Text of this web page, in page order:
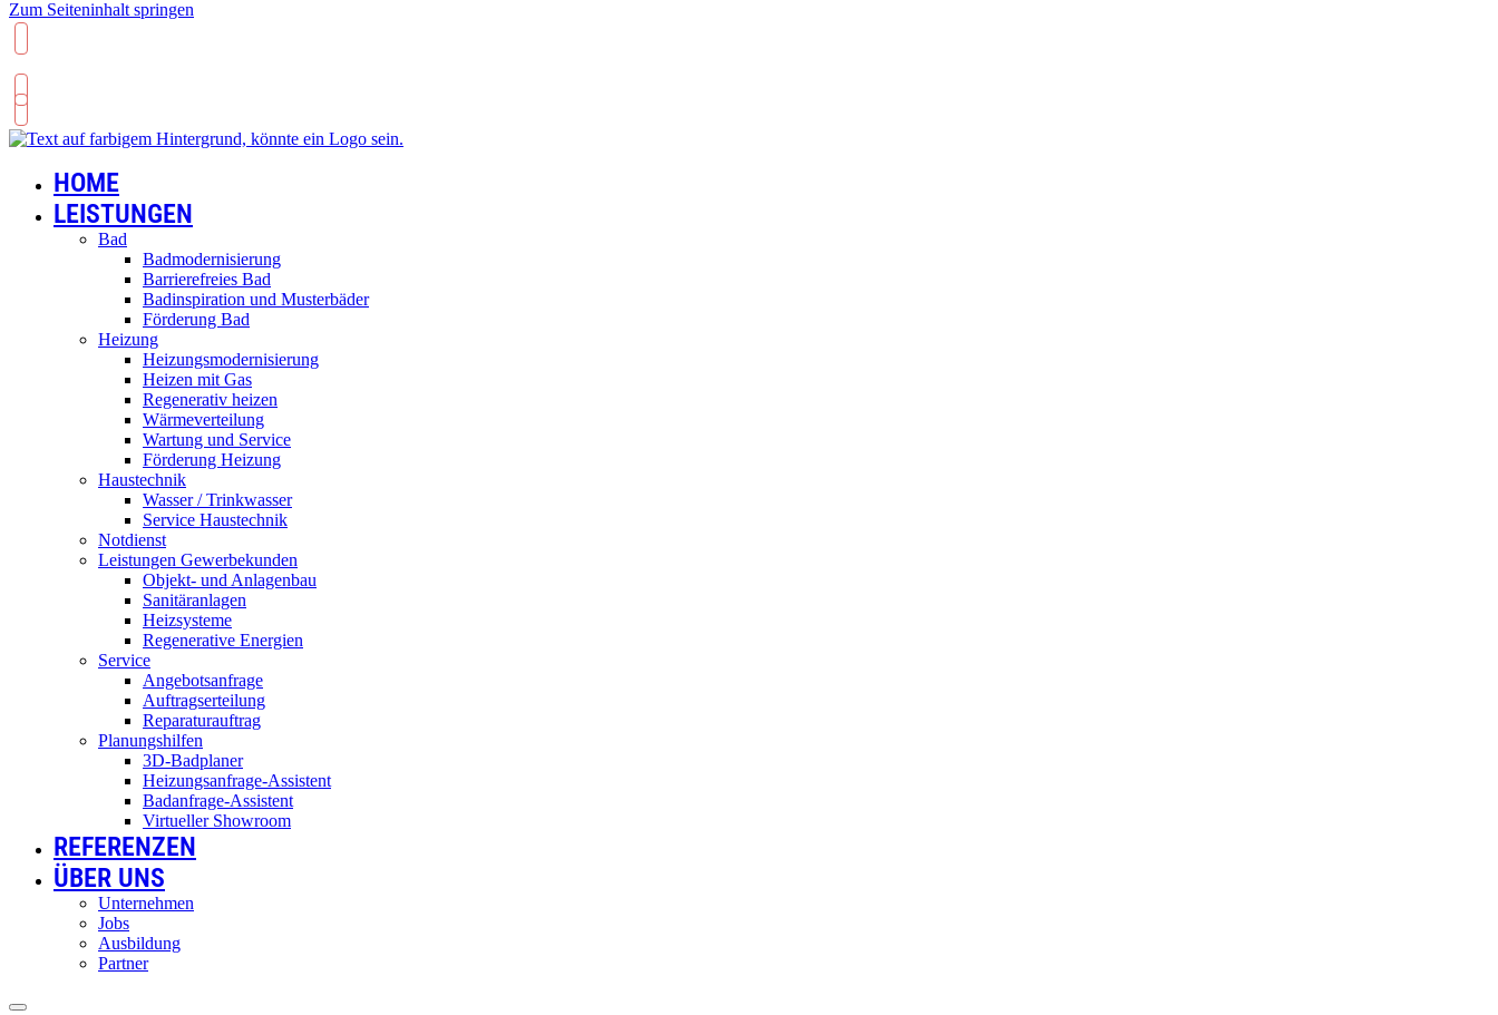
Zum Seiteninhalt springen
034202 62977
HOME
LEISTUNGEN
Bad
Badmodernisierung
Barrierefreies Bad
Badinspiration und Musterbäder
Förderung Bad
Heizung
Heizungsmodernisierung
Heizen mit Gas
Regenerativ heizen
Wärmeverteilung
Wartung und Service
Förderung Heizung
Haustechnik
Wasser / Trinkwasser
Service Haustechnik
Notdienst
Leistungen Gewerbekunden
Objekt- und Anlagenbau
Sanitäranlagen
Heizsysteme
Regenerative Energien
Service
Angebotsanfrage
Auftragserteilung
Reparaturauftrag
Planungshilfen
3D-Badplaner
Heizungsanfrage-Assistent
Badanfrage-Assistent
Virtueller Showroom
REFERENZEN
ÜBER UNS
Unternehmen
Jobs
Ausbildung
Partner